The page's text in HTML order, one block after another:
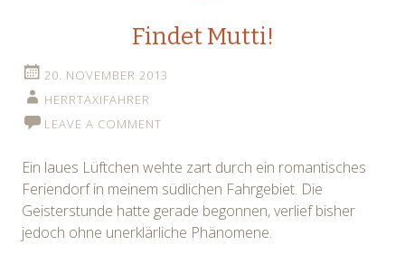
Findet Mutti!
20. NOVEMBER 2013
HERRTAXIFAHRER
LEAVE A COMMENT
Ein laues Lüftchen wehte zart durch ein romantisches
Feriendorf in meinem südlichen Fahrgebiet. Die
Geisterstunde hatte gerade begonnen, verlief bisher
jedoch ohne unerklärliche Phänomene.